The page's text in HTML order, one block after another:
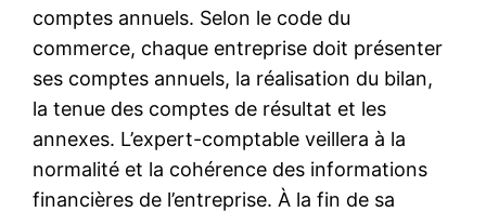
comptes annuels. Selon le code du
commerce, chaque entreprise doit présenter
ses comptes annuels, la réalisation du bilan,
la tenue des comptes de résultat et les
annexes. L’expert-comptable veillera à la
normalité et la cohérence des informations
financières de l’entreprise. À la fin de sa